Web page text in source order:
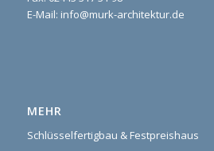
E-Mail: info@murk-architektur.de
MEHR
Schlüsselfertigbau & Festpreishaus